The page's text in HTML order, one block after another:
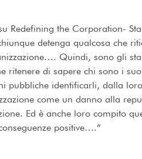
Redefining the Corporation-
detenga qualcosa che
Quindi, sono gli
ritenere di sapere chi sono i
pubbliche identificarli, dalla
come un danno alla
Ed è anche loro compito
positive….”